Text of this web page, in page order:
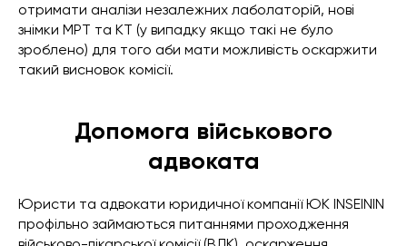
отримати аналізи незалежних лаболаторій, нові
знімки МРТ та КТ (у випадку якщо такі не було
зроблено) для того аби мати можливість оскаржити
такий висновок комісії.
Допомога військового
адвоката
Юристи та адвокати юридичної компанії ЮК INSEININ
профільно займаються питаннями проходження